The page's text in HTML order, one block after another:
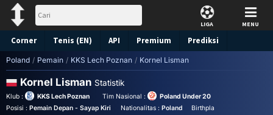
LIGA MENU
Corner Tenis (EN) API Premium Prediksi
Poland / Pemain / KKS Lech Poznan / Kornel Lisman
Kornel Lisman Statistik
Klub : KKS Lech Poznan Tim Nasional :
Poland Under 20
Posisi : Pemain Depan - Sayap Kiri Nationalitas : Poland Birthplace :